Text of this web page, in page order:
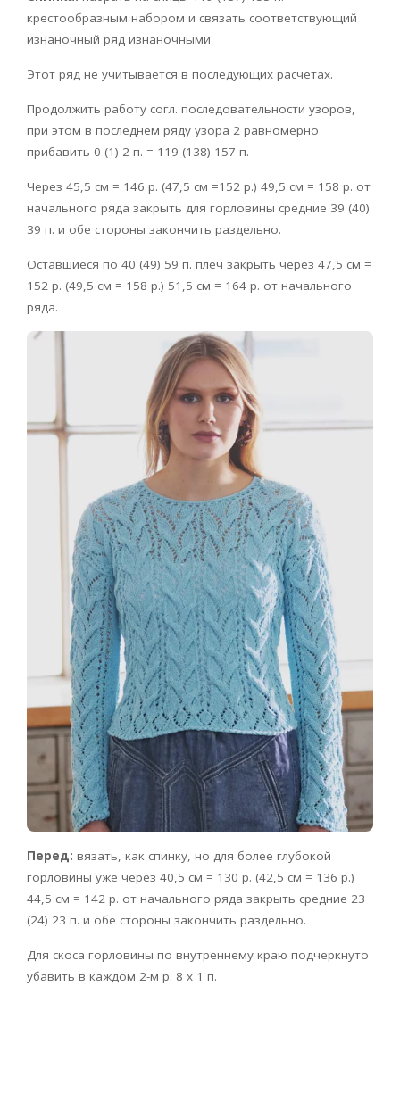
крестообразным набором и связать соответствующий
изнаночный ряд изнаночными
Этот ряд не учитывается в последующих расчетах.
Продолжить работу согл. последовательности узоров,
при этом в последнем ряду узора 2 равномерно
прибавить 0 (1) 2 п. = 119 (138) 157 п.
Через 45,5 см = 146 р. (47,5 см =152 р.) 49,5 см = 158 р. от
начального ряда закрыть для горловины средние 39 (40)
39 п. и обе стороны закончить раздельно.
Оставшиеся по 40 (49) 59 п. плеч закрыть через 47,5 см =
152 р. (49,5 см = 158 р.) 51,5 см = 164 р. от начального
ряда.
Перед: вязать, как спинку, но для более глубокой
горловины уже через 40,5 см = 130 р. (42,5 см = 136 р.)
44,5 см = 142 р. от начального ряда закрыть средние 23
(24) 23 п. и обе стороны закончить раздельно.
Для скоса горловины по внутреннему краю подчеркнуто
убавить в каждом 2-м р. 8 x 1 п.